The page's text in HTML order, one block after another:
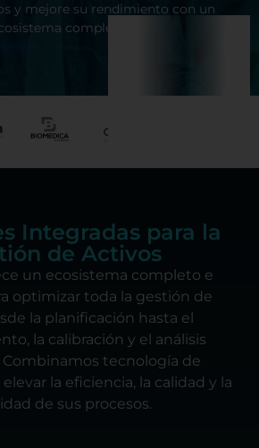
y mejore su rendimiento con un
completo.
Integradas para la
de Activos
un ecosistema completo e
optimizar toda la gestión de
la planificación hasta el
la calibración y el análisis
tecnología de
la eficiencia, la calidad y la
de sus procesos.